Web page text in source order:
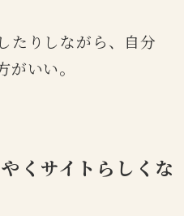
たりしながら、自分
いい。
くサイトらしくな